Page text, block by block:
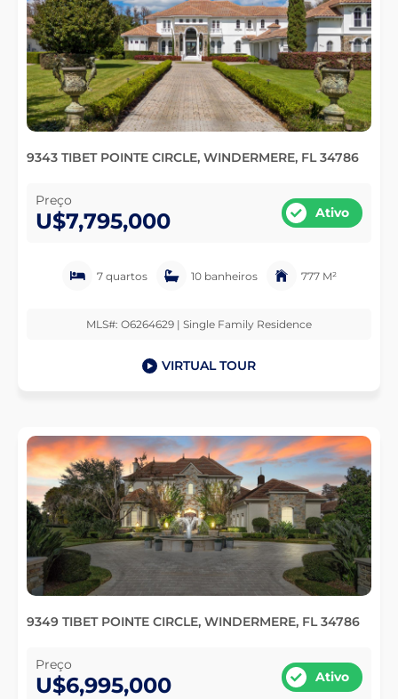
9343 TIBET POINTE CIRCLE, WINDERMERE, FL 34786
Preço
U$7,795,000 Ativo
7 quartos 10 banheiros 777 M²
MLS#: O6264629 | Single Family Residence
VIRTUAL TOUR
9349 TIBET POINTE CIRCLE, WINDERMERE, FL 34786
Preço
U$6,995,000 Ativo